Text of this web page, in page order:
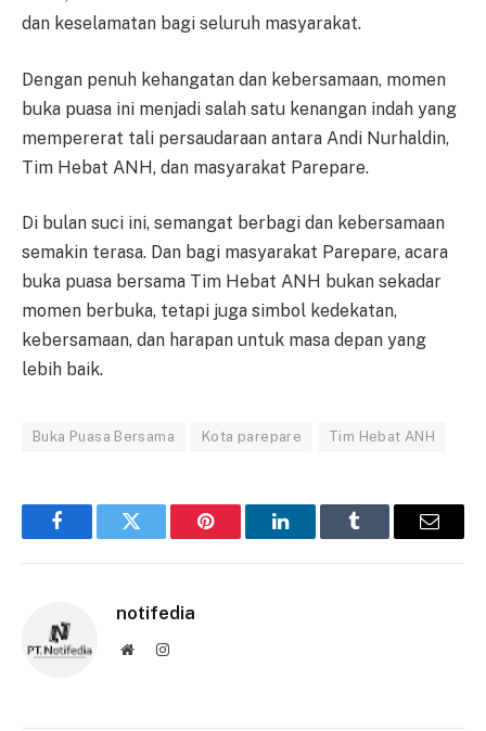
dan keselamatan bagi seluruh masyarakat.
Dengan penuh kehangatan dan kebersamaan, momen
buka puasa ini menjadi salah satu kenangan indah yang
mempererat tali persaudaraan antara Andi Nurhaldin,
Tim Hebat ANH, dan masyarakat Parepare.
Di bulan suci ini, semangat berbagi dan kebersamaan
semakin terasa. Dan bagi masyarakat Parepare, acara
buka puasa bersama Tim Hebat ANH bukan sekadar
momen berbuka, tetapi juga simbol kedekatan,
kebersamaan, dan harapan untuk masa depan yang
lebih baik.
Buka Puasa Bersama Kota parepare Tim Hebat ANH
FacebookTwitter Pinterest LinkedInTumblr Email
notifedia
WebsiteInstagram